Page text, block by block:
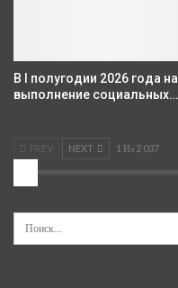
В I полугодии 2026 года на
выполнение социальных…
PREV NEXT 1 Из 2 037